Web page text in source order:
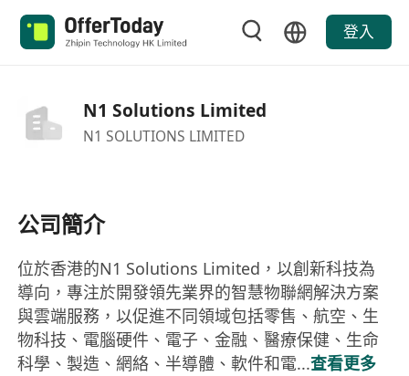
登入
N1 Solutions Limited
N1 SOLUTIONS LIMITED
公司簡介
位於香港的N1 Solutions Limited，以創新科技為
導向，專注於開發領先業界的智慧物聯網解決方案
與雲端服務，以促進不同領域包括零售、航空、生
物科技、電腦硬件、電子、金融、醫療保健、生命
科學、製造、網絡、半導體、軟件和電...查看更多